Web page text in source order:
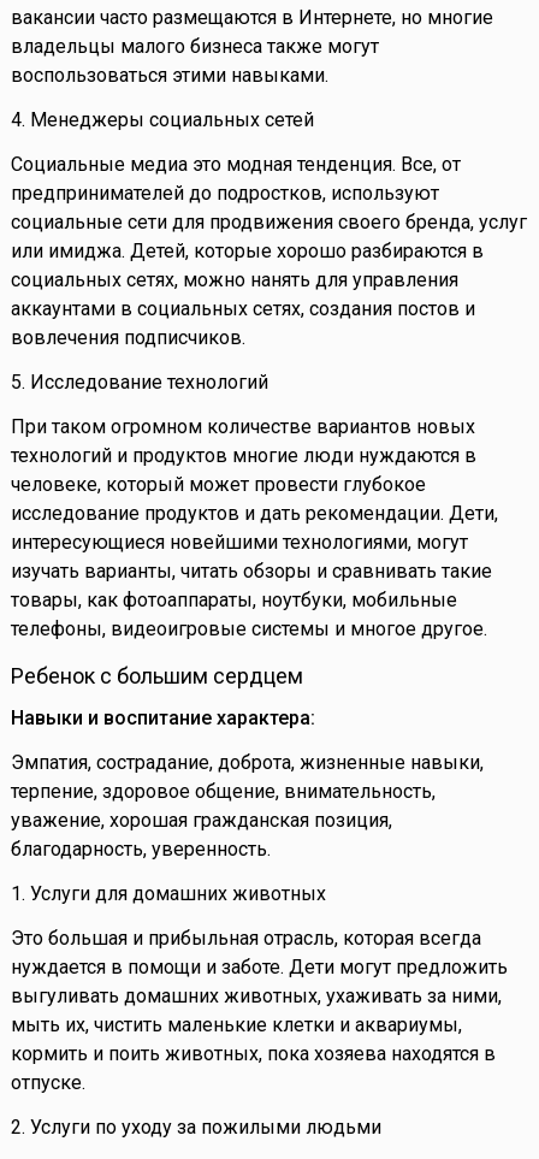
вакансии часто размещаются в Интернете, но многие
владельцы малого бизнеса также могут
воспользоваться этими навыками.
4. Менеджеры социальных сетей
Социальные медиа это модная тенденция. Все, от
предпринимателей до подростков, используют
социальные сети для продвижения своего бренда, услуг
или имиджа. Детей, которые хорошо разбираются в
социальных сетях, можно нанять для управления
аккаунтами в социальных сетях, создания постов и
вовлечения подписчиков.
5. Исследование технологий
При таком огромном количестве вариантов новых
технологий и продуктов многие люди нуждаются в
человеке, который может провести глубокое
исследование продуктов и дать рекомендации. Дети,
интересующиеся новейшими технологиями, могут
изучать варианты, читать обзоры и сравнивать такие
товары, как фотоаппараты, ноутбуки, мобильные
телефоны, видеоигровые системы и многое другое.
Ребенок с большим сердцем
Навыки и воспитание характера:
Эмпатия, сострадание, доброта, жизненные навыки,
терпение, здоровое общение, внимательность,
уважение, хорошая гражданская позиция,
благодарность, уверенность.
1. Услуги для домашних животных
Это большая и прибыльная отрасль, которая всегда
нуждается в помощи и заботе. Дети могут предложить
выгуливать домашних животных, ухаживать за ними,
мыть их, чистить маленькие клетки и аквариумы,
кормить и поить животных, пока хозяева находятся в
отпуске.
2. Услуги по уходу за пожилыми людьми